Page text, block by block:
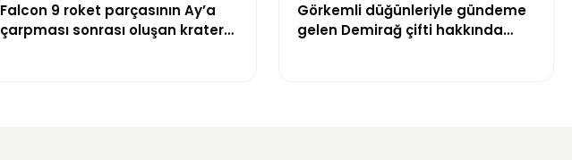
Falcon 9 roket parçasının Ay’a
çarpması sonrası oluşan krater
Görkemli düğünleriyle gündeme
gelen Demirağ çifti hakkında